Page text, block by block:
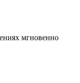
мгновенно